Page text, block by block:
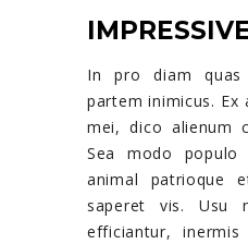
In pro diam
partem inimicus. Ex
mei, dico alienum
Sea modo populo
animal patrioque
saperet vis. Usu
efficiantur, inermis